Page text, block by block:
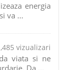
energia
va ...
vizualizari
viata si ne
Da ...